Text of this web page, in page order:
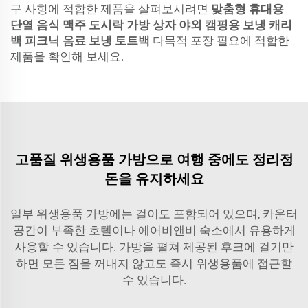
구 사항에 적합한 제품을 살펴보시려면 맞춤형 휴대용
단열 음식 맥주 도시락 가방 상자 야외 캠핑용 보냉 캐리
백 피크닉 음료 보냉 토트백 다목적 포장 필요에 적합한
제품을 확인해 보세요.
고품질 위생용품 가방으로 여행 중에도 정리정
돈을 유지하세요
일부 위생용품 가방에는 걸이도 포함되어 있으며, 카운터
공간이 부족한 호텔이나 에어비앤비 숙소에서 유용하게
사용할 수 있습니다. 가방을 펼쳐 제공된 후크에 걸기만
하면 모든 짐을 꺼내지 않고도 즉시 위생용품에 접근할
수 있습니다.